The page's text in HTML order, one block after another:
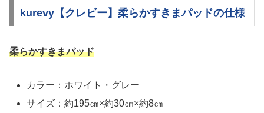
kurevy【クレビー】柔らかすきまパッドの仕様
柔らかすきまパッド
カラー：ホワイト・グレー
サイズ：約195㎝×約30㎝×約8㎝